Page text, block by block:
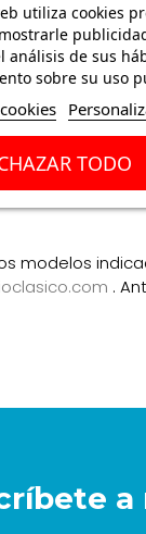
modelos
.
utiliza cookies
análisis de sus
sobre su uso
TODO